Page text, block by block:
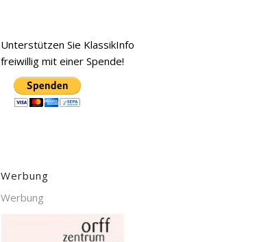
Unterstützen Sie KlassikInfo
freiwillig mit einer Spende!
Werbung
Werbung